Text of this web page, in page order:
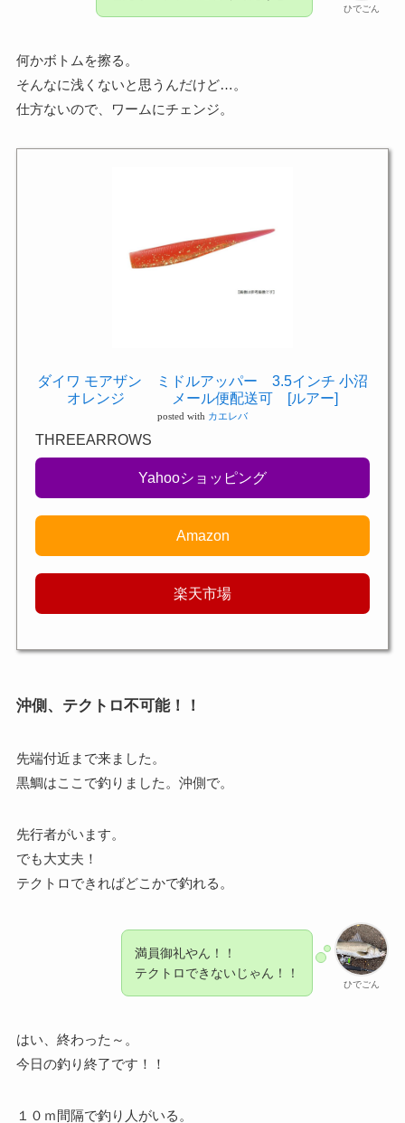
ひでごん
何かボトムを擦る。
そんなに浅くないと思うんだけど…。
仕方ないので、ワームにチェンジ。
ダイワ モアザン ミドルアッパー 3.5インチ 小沼
オレンジ メール便配送可 [ルアー]
posted with カエレバ
THREEARROWS
Yahooショッピング
Amazon
楽天市場
沖側、テクトロ不可能！！
先端付近まで来ました。
黒鯛はここで釣りました。沖側で。
先行者がいます。
でも大丈夫！
テクトロできればどこかで釣れる。
ひでごん
満員御礼やん！！
テクトロできないじゃん！！
はい、終わった～。
今日の釣り終了です！！
１０ｍ間隔で釣り人がいる。